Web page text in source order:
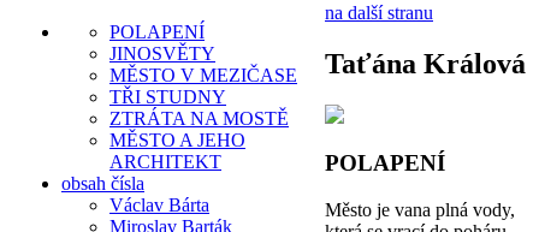
POLAPENÍ
JINOSVĚTY
MĚSTO V MEZIČASE
TŘI STUDNY
ZTRÁTA NA MOSTĚ
MĚSTO A JEHO
ARCHITEKT
obsah čísla
Václav Bárta
Miroslav Barták
na další stranu
Taťána Králová
POLAPENÍ
Město je vana plná vody,